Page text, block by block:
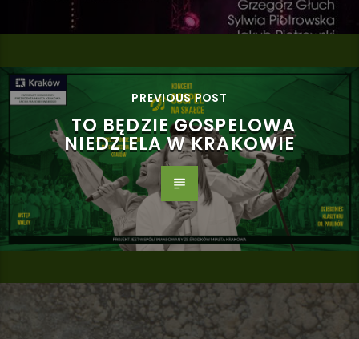
PREVIOUS POST
TO BĘDZIE GOSPELOWA
NIEDZIELA W KRAKOWIE